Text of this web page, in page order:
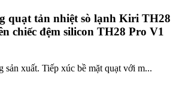
quạt tản nhiệt sò lạnh Kiri TH28
chiếc đệm silicon TH28 Pro V1
sản xuất. Tiếp xúc bề mặt quạt với m...